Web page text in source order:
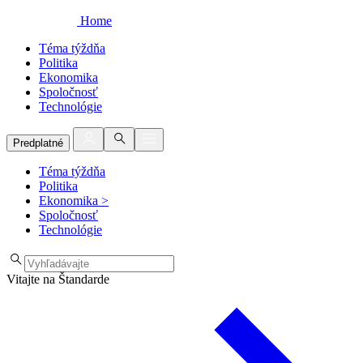
Home
Téma týždňa
Politika
Ekonomika
Spoločnosť
Technológie
Predplatné
Téma týždňa
Politika
Ekonomika >
Spoločnosť
Technológie
Vitajte na Štandarde